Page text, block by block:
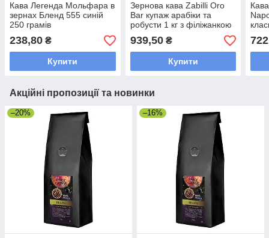
Кава Легенда Мольфара в
зернах Бленд 555 синій
250 грамів
238,80 ₴
Купити
Зернова кава Zabilli Oro
Bar купаж арабіки та
робусти 1 кг з філіжанкою
у пачці
939,50₴
Купити
Акційні пропозиції та новинки
–20% –16%